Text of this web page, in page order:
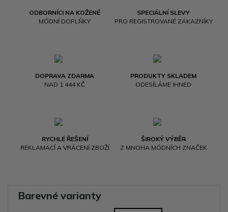
ODBORNÍCI NA KOŽENÉ
MÓDNÍ DOPLŇKY
SPECIÁLNÍ SLEVY
PRO REGISTROVANÉ ZÁKAZNÍKY
DOPRAVA ZDARMA
NAD 1 444 KČ
PRODUKTY SKLADEM
ODESÍLÁME IHNED
RYCHLÉ ŘEŠENÍ
REKLAMACÍ A VRÁCENÍ ZBOŽÍ
ŠIROKÝ VÝBĚR
Z MNOHA MÓDNÍCH ZNAČEK
Barevné varianty